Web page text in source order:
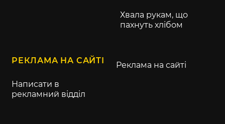
Хвала рукам, що
пахнуть хлібом
РЕКЛАМА НА САЙТІ
Написати в
рекламний відділ
Реклама на сайті